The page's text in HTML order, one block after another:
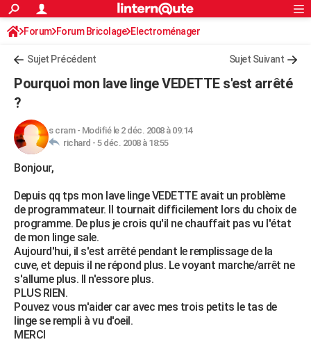
ACTUALITÉS
Politique
Société
Faits Divers
Education
Monde
Villes
+
Programme TV
TNTStreaming
Cinéma
Sorties cinéma
Musique
+FINANCE
Retraite
Impôts
Epargne
Immobilier
Risques naturels par ville
Banque
Assurance
Crédit
AUTO
Essais
Réserver un essai
Citadines
Berlines
SUV
Forum auto
HIGH-TECH
Forum
Aménagement intérieur
Extérieur
Cuisine
Salle de bains
Jardinage
Rangement
WEEK-END
Guides de France
Escapades
Patrimoine
Expositions
Musées
Week-end nature
+LIFESTYLE
Art de vivre
Bien-être
Loisirs
Mode
Modes de vie
SANTE
Alimentation
Guide de la santé
Maladies
Médicaments
Sommeil
VOYAGE
Destinations
City break
Voyage nature
Voyage de noces
Forum
Climat
+PHOTO
S'inscrire
Connexion
Forum Forum Bricolage Electroménager
Sujet Précédent Sujet Suivant
Pourquoi mon lave linge VEDETTE s'est arrêté
?
s cram- Modifié le 2 déc. 2008 à 09:14
richard - 5 déc. 2008 à 18:55
Bonjour,
Depuis qq tps mon lave linge VEDETTE avait un problème
de programmateur. Il tournait difficilement lors du choix de
programme. De plus je crois qu'il ne chauffait pas vu l'état
de mon linge sale.
Aujourd'hui, il s'est arrêté pendant le remplissage de la
cuve, et depuis il ne répond plus. Le voyant marche/arrêt ne
s'allume plus. Il n'essore plus.
PLUS RIEN.
Pouvez vous m'aider car avec mes trois petits le tas de
linge se rempli à vu d'oeil.
MERCI